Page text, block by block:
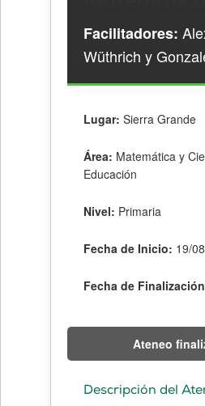
Facilitadores:
Wüthrich y
Lugar: Sierra Grande
Área: Matemática y
Educación
Nivel: Primaria
Fecha de Inicio: 19/
Fecha de
Ateneo
Descripción del